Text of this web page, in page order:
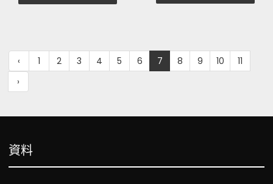
‹ 1 2 3 4 5 6 7 8 9 10
11
›
資料